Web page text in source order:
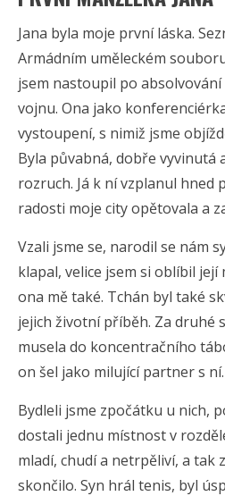
Jana byla moje první láska.
Armádním uměleckém
jsem nastoupil po
vojnu. Ona jako
vystoupení, s nimiž jsme
Byla půvabná, dobře vyvinutá
rozruch. Já k ní vzplanul hned
radosti moje city opětovala a
Vzali jsme se, narodil se nám
klapal, velice jsem si oblíbil její
ona mě také. Tchán byl také
jejich životní příběh. Za druhé
musela do koncentračního
on šel jako milující partner s
Bydleli jsme zpočátku u nich,
dostali jednu místnost v
mladí, chudí a netrpěliví, a tak
skončilo. Syn hrál tenis, byl